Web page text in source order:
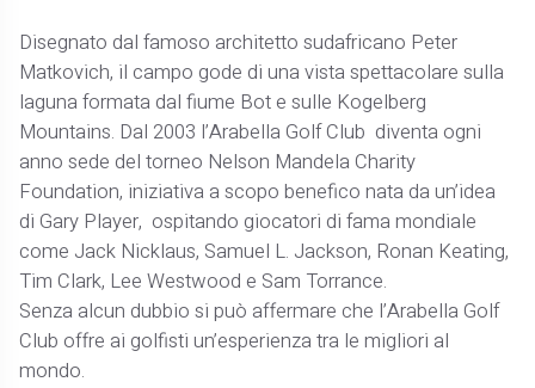
Disegnato dal famoso architetto sudafricano Peter
Matkovich, il campo gode di una vista spettacolare sulla
laguna formata dal fiume Bot e sulle Kogelberg
Mountains. Dal 2003 l’Arabella Golf Club diventa ogni
anno sede del torneo Nelson Mandela Charity
Foundation, iniziativa a scopo benefico nata da un’idea
di Gary Player, ospitando giocatori di fama mondiale
come Jack Nicklaus, Samuel L. Jackson, Ronan Keating,
Tim Clark, Lee Westwood e Sam Torrance.
Senza alcun dubbio si può affermare che l’Arabella Golf
Club offre ai golfisti un’esperienza tra le migliori al
mondo.